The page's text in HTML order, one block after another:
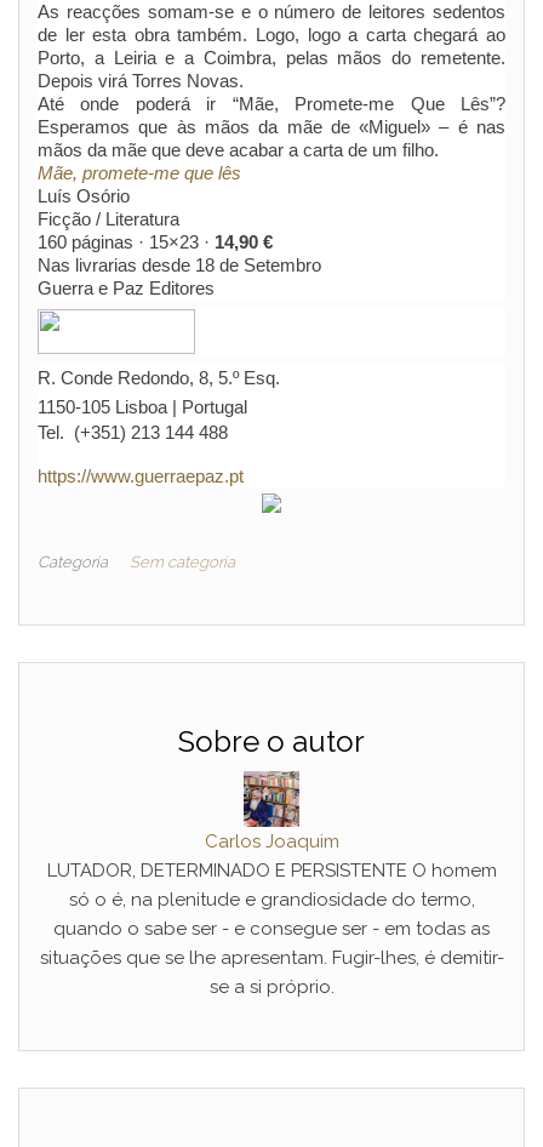
As reacções somam-se e o número de leitores sedentos
de ler esta obra também. Logo, logo a carta chegará ao
Porto, a Leiria e a Coimbra, pelas mãos do remetente.
Depois virá Torres Novas.
Até onde poderá ir “Mãe, Promete-me Que Lês”?
Esperamos que às mãos da mãe de «Miguel» – é nas
mãos da mãe que deve acabar a carta de um filho.
Mãe, promete-me que lês
Luís Osório
Ficção / Literatura
160 páginas · 15×23 · 14,90 €
Nas livrarias desde 18 de Setembro
Guerra e Paz Editores
R. Conde Redondo, 8, 5.º Esq.
1150-105 Lisboa | Portugal
Tel. (+351) 213 144 488
https://www.guerraepaz.pt
Categoria Sem categoria
Sobre o autor
Carlos Joaquim
LUTADOR, DETERMINADO E PERSISTENTE O homem
só o é, na plenitude e grandiosidade do termo,
quando o sabe ser - e consegue ser - em todas as
situações que se lhe apresentam. Fugir-lhes, é demitir-
se a si próprio.